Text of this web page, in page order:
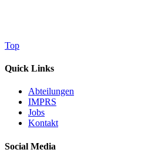
Top
Quick Links
Abteilungen
IMPRS
Jobs
Kontakt
Social Media